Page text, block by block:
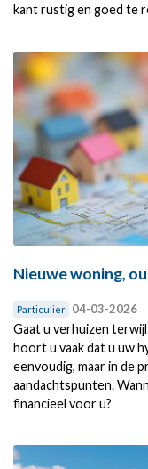
kant rustig en goed te
Nieuwe woning,
Particulier 04-03-2026
Gaat u verhuizen
hoort u vaak dat u uw
eenvoudig, maar in de
aandachtspunten.
financieel voor u?